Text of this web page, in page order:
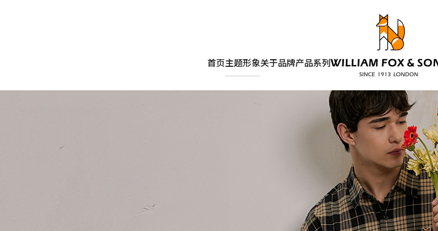
首页主题形象关于品牌产品系列